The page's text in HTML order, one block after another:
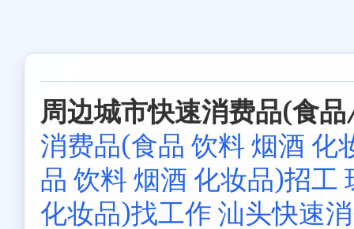
周边城市快速消费品(食
消费品(食品 饮料 烟酒 化
品 饮料 烟酒 化妆品)招工
化妆品)找工作 汕头快速